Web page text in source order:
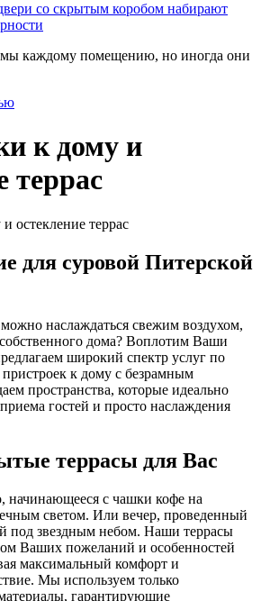
со скрытым коробом набирают
каждому помещению, но иногда они
к дому и
террас
для суровой Питерской
наслаждаться свежим воздухом,
дома? Воплотим Ваши
широкий спектр услуг по
пристроек к дому с безрамным
пространства, которые идеально
гостей и просто наслаждения
террасы для Вас
начинающееся с чашки кофе на
светом. Или вечер, проведенный
под звездным небом. Наши террасы
Ваших пожеланий и особенностей
максимальный комфорт и
Мы используем только
гарантирующие